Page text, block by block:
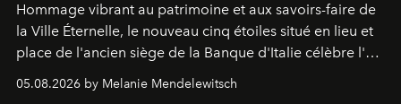
Hommage vibrant au patrimoine et aux savoirs-faire de
la Ville Éternelle, le nouveau cinq étoiles situé en lieu et
place de l'ancien siège de la Banque d'Italie célèbre l'art
de vivre Romain dans toute son élégance intemporelle.
05.08.2026 by Melanie Mendelewitsch